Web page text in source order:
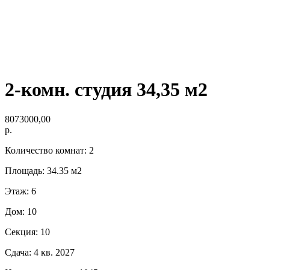
2-комн. студия 34,35 м2
8073000,00
р.
Количество комнат: 2
Площадь: 34.35 м2
Этаж: 6
Дом: 10
Секция: 10
Сдача: 4 кв. 2027